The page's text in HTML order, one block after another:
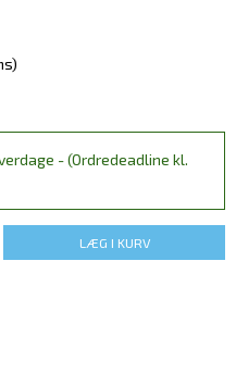
- (Ordredeadline kl.
LÆG I KURV